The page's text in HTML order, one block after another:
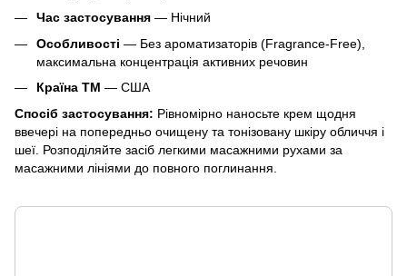
Час застосування — Нічний
Особливості — Без ароматизаторів (Fragrance-Free),
максимальна концентрація активних речовин
Країна ТМ — США
Спосіб застосування: Рівномірно наносьте крем щодня
ввечері на попередньо очищену та тонізовану шкіру обличчя і
шеї. Розподіляйте засіб легкими масажними рухами за
масажними лініями до повного поглинання.